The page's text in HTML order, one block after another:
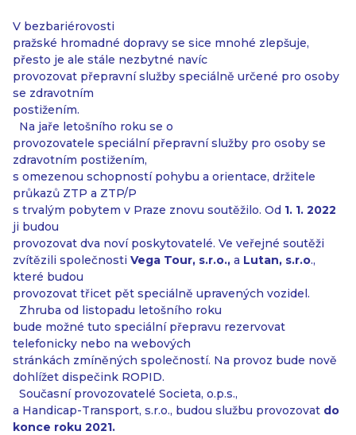
V bezbariérovosti
pražské hromadné dopravy se sice mnohé zlepšuje,
přesto je ale stále nezbytné navíc
provozovat přepravní služby speciálně určené pro osoby
se zdravotním
postižením.
Na jaře letošního roku se o
provozovatele speciální přepravní služby pro osoby se
zdravotním postižením,
s omezenou schopností pohybu a orientace, držitele
průkazů ZTP a ZTP/P
s trvalým pobytem v Praze znovu soutěžilo. Od 1. 1. 2022
ji budou
provozovat dva noví poskytovatelé. Ve veřejné soutěži
zvítězili společnosti Vega Tour, s.r.o., a Lutan, s.r.o.,
které budou
provozovat třicet pět speciálně upravených vozidel.
Zhruba od listopadu letošního roku
bude možné tuto speciální přepravu rezervovat
telefonicky nebo na webových
stránkách zmíněných společností. Na provoz bude nově
dohlížet dispečink ROPID.
Současní provozovatelé Societa, o.p.s.,
a Handicap-Transport, s.r.o., budou službu provozovat do
konce roku 2021.